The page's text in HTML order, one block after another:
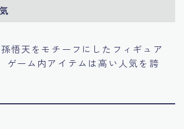
悟天をモチーフにしたフィギュア
ゲーム内アイテムは高い人気を誇